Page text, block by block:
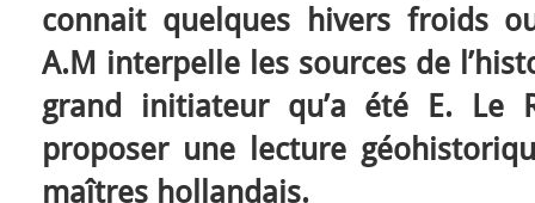
connait quelques hivers froids
A.M interpelle les sources de
grand initiateur qu’a été E. Le
proposer une lecture
maîtres hollandais.